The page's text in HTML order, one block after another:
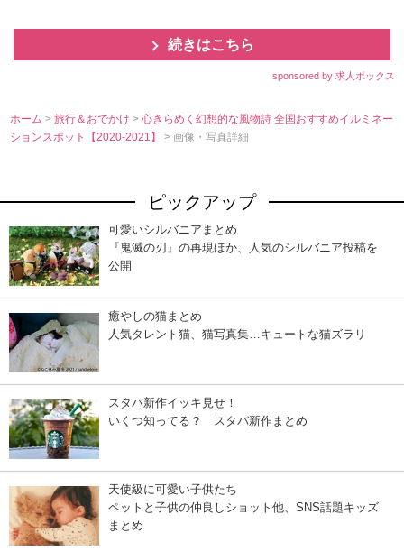
続きはこちら
sponsored by 求人ボックス
ホーム >旅行＆おでかけ>心きらめく幻想的な風物詩 全国おすすめイルミネー
ションスポット【2020-2021】> 画像・写真詳細
ピックアップ
可愛いシルバニアまとめ
『鬼滅の刃』の再現ほか、人気のシルバニア投稿を
公開
癒やしの猫まとめ
人気タレント猫、猫写真集…キュートな猫ズラリ
スタバ新作イッキ見せ！
いくつ知ってる？ スタバ新作まとめ
天使級に可愛い子供たち
ペットと子供の仲良しショット他、SNS話題キッズ
まとめ